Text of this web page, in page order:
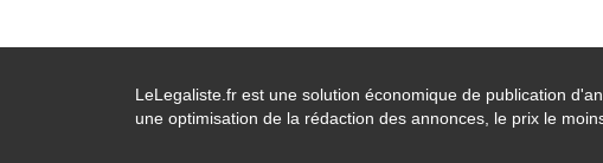
LeLegaliste.fr est une solution économique de publication
une optimisation de la rédaction des annonces, le prix le